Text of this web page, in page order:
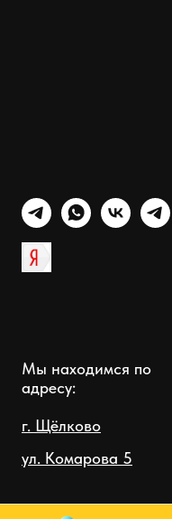
Мы находимся по
адресу:
г. Щёлково
ул. Комарова 5